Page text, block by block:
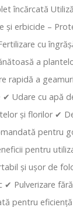
încărcată
și erbicide –
cu
a
rapidă a
Udare cu apă
și florilor ✔
pentru
pentru
și ușor de
✔ Pulverizare
pentru